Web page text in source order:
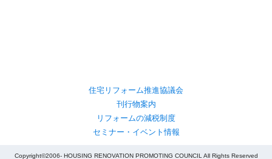
住宅リフォーム推進協議会
刊行物案内
リフォームの減税制度
セミナー・イベント情報
Copyright©2006- HOUSING RENOVATION PROMOTING COUNCIL All Rights Reserved